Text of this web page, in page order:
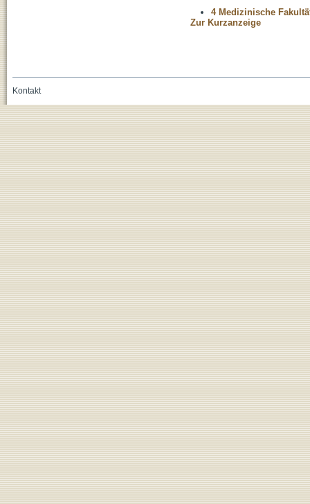
4 Medizinische
Zur Kurzanzeige
Kontakt